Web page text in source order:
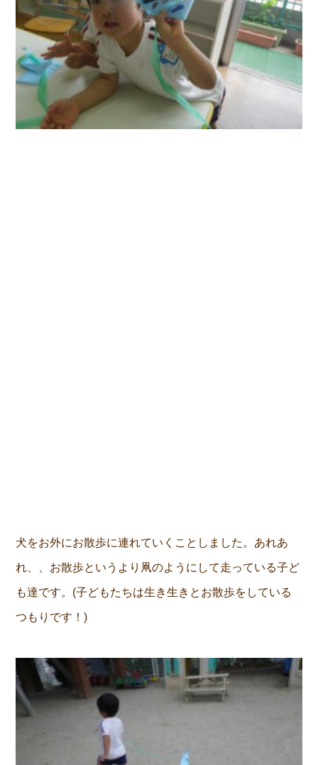
犬をお外にお散歩に連れていくことしました。あれあ
れ、、お散歩というより凧のようにして走っている子ど
も達です。(子どもたちは生き生きとお散歩をしている
つもりです！)